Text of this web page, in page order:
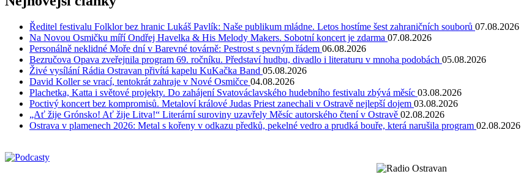
Ředitel festivalu Folklor bez hranic Lukáš Pavlík: Naše publikum mládne. Letos hostíme šest zahraničních souborů 07.08.2026
Na Novou Osmičku míří Ondřej Havelka & His Melody Makers. Sobotní koncert je zdarma 07.08.2026
Personálně neklidné Moře dní v Barevné továrně: Pestrost s pevným řádem 06.08.2026
Bezručova Opava zveřejnila program 69. ročníku. Představí hudbu, divadlo i literaturu v mnoha podobách 05.08.2026
Živé vysílání Rádia Ostravan přivítá kapelu KuKačka Band 05.08.2026
David Koller se vrací, tentokrát zahraje v Nové Osmičce 04.08.2026
Plachetka, Katta i světové projekty. Do zahájení Svatováclavského hudebního festivalu zbývá měsíc 03.08.2026
Poctivý koncert bez kompromisů. Metaloví králové Judas Priest zanechali v Ostravě nejlepší dojem 03.08.2026
„Ať žije Grónsko! Ať žije Litva!“ Literární suroviny uzavřely Měsíc autorského čtení v Ostravě 02.08.2026
Ostrava v plamenech 2026: Metal s kořeny v odkazu předků, pekelné vedro a prudká bouře, která narušila program 02.08.2026